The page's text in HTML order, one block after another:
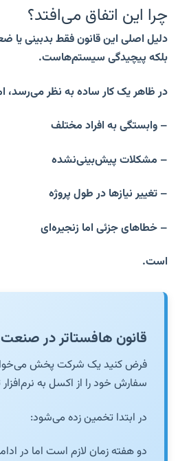
چرا این اتفاق می‌افتد؟
دلیل اصلی این قانون فقط بدبینی یا
بلکه پیچیدگی سیستم‌هاست.
در ظاهر یک کار ساده به نظر می‌رسد،
– وابستگی به افراد مختلف
– مشکلات پیش‌بینی‌نشده
– تغییر نیازها در طول پروژه
– خطاهای جزئی اما زنجیره‌ای
است.
قانون هافستاتر در
فرض کنید یک شرکت پخش
سفارش خود را از اکسل به
در ابتدا تخمین زده می‌شود:
دو هفته زمان لازم است اما در